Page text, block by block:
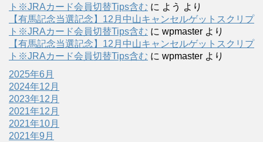
ト※JRAカード会員切替Tips含む に よう より
【有馬記念当選記念】12月中山キャンセルゲットスクリプ
ト※JRAカード会員切替Tips含む に wpmaster より
【有馬記念当選記念】12月中山キャンセルゲットスクリプ
ト※JRAカード会員切替Tips含む に wpmaster より
2025年6月
2024年12月
2023年12月
2021年12月
2021年10月
2021年9月